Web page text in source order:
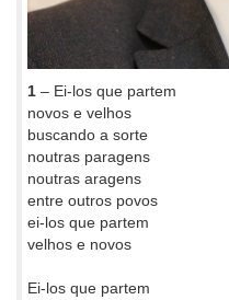
1 – Ei-los que partem
novos e velhos
buscando a sorte
noutras paragens
noutras aragens
entre outros povos
ei-los que partem
velhos e novos
Ei-los que partem